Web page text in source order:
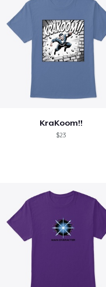
KraKoom!!
$23